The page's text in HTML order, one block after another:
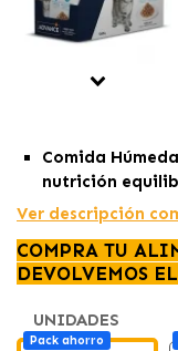
Comida Húmeda
nutrición
Cocinada
natural y los
Con vitamina E,
inmunitario y
Ver descripción
COMPRA TU
DEVOLVEMOS
UNIDADES
Pack ahorro